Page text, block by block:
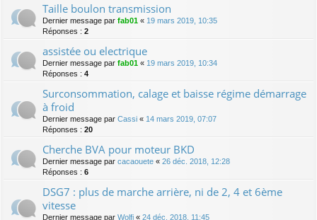
Taille boulon transmission
Dernier message par fab01 « 19 mars 2019, 10:35
Réponses : 2
assistée ou electrique
Dernier message par fab01 « 19 mars 2019, 10:34
Réponses : 4
Surconsommation, calage et baisse régime démarrage
à froid
Dernier message par Cassi « 14 mars 2019, 07:07
Réponses : 20
Cherche BVA pour moteur BKD
Dernier message par cacaouete « 26 déc. 2018, 12:28
Réponses : 6
DSG7 : plus de marche arrière, ni de 2, 4 et 6ème
vitesse
Dernier message par Wolfi « 24 déc. 2018, 11:45